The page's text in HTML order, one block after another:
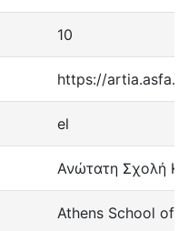
10
https://
el
Ανώτατη Σχολή
Athens School of